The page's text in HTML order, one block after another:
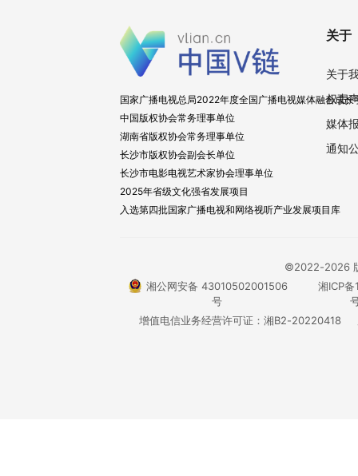
国家广播电视总局2022年度全国广播电视媒体融合成长
中国版权协会常务理事单位
湖南省版权协会常务理事单位
长沙市版权协会副会长单位
长沙市电影电视艺术家协会理事单位
2025年省级文化强省发展项目
入选第四批国家广播电视和网络视听产业发展项目库
关于
关于
权责
媒体
通知
©2022-2026
湘公网安备 43010502001506
号
湘ICP
增值电信业务经营许可证：湘B2-20220418